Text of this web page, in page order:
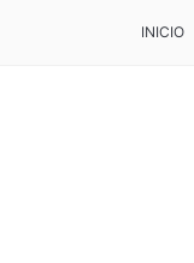
INICIO